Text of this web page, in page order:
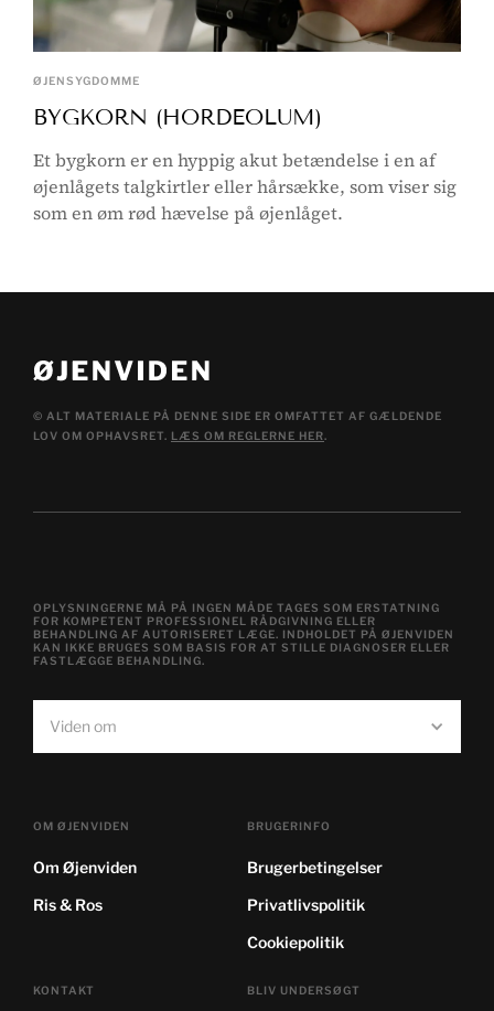
ØJENSYGDOMME
BYGKORN (HORDEOLUM)
Et bygkorn er en hyppig akut betændelse i en af
øjenlågets talgkirtler eller hårsække, som viser sig
som en øm rød hævelse på øjenlåget.
© ALT MATERIALE PÅ DENNE SIDE ER OMFATTET AF GÆLDENDE
LOV OM OPHAVSRET. LÆS OM REGLERNE HER.
Viden om
OPLYSNINGERNE MÅ PÅ INGEN MÅDE TAGES SOM ERSTATNING
FOR KOMPETENT PROFESSIONEL RÅDGIVNING ELLER
BEHANDLING AF AUTORISERET LÆGE. INDHOLDET PÅ ØJENVIDEN
KAN IKKE BRUGES SOM BASIS FOR AT STILLE DIAGNOSER ELLER
FASTLÆGGE BEHANDLING.
OM ØJENVIDEN
Om Øjenviden
Ris & Ros
BRUGERINFO
Brugerbetingelser
Privatlivspolitik
Cookiepolitik
KONTAKT BLIV UNDERSØGT